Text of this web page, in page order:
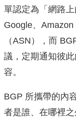
單認定為「網路上
Google、
（ASN），而
議，定期通知彼
容。
BGP 所攜帶的內
者是誰、在哪裡